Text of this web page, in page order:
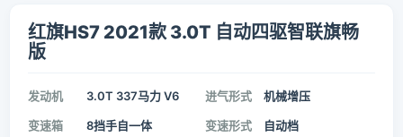
红旗HS7 2021款 3.0T 自动四驱智联旗畅
版
发动机 3.0T 337马力 V6 进气形式 机械增压
变速箱 8挡手自一体 变速形式 自动档